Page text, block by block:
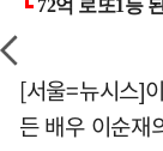
[서울=뉴시스]
든 배우 이순재